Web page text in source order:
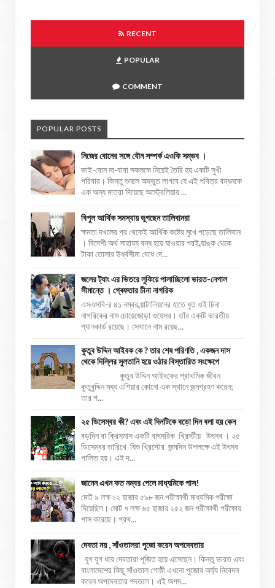
RECENT
POPULAR
COMMENT
POPULAR POSTS
নিজের বোনের সঙ্গে যৌন সম্পর্ক এওকি সম্ভব ।
ভাই-বোন মা-বাবা সকলকে নিয়েই তৈরি হয় একটি সুখী
পরিবার। কিন্তু শুনলে অদ্ভুত লাগবে যে এই পবিত্র বন্ধনকে
এক অন্য মাত্রা দিয়েছে অস্ট্রেলিয়ার ...
বিপুল আর্থিক সমস্যায় ভুগছেন তালিবানরা
ক্ষমতা দখলের পর থেকেই আর্থিক কষ্টের মুখে পড়েছে তালিবান
। বিদেশী অর্থ সাহায্য বন্ধ হয়ে যাওয়ার পরই ব্য়াঙ্ক থেকে
টাকা তোলার উর্ধ্বসীমা বেধে দে...
জলের ট্যাং এর ভিতরে লুকিয়ে পালাচ্ছিলো ভারত-নেপাল
সীমান্তে । গ্ৰেফতার চীনা নাগরিক
এসএসবি-র ৪১ নম্বর ব্য়াটালিয়নের হাতে ধৃত ওই চিনা
নাগরিকের নাম চোয়েজোড়া ওয়েসর। তাঁর একটি ভারতীয়
প্যানকার্ড রয়েছে। সেখানে নাম রয়েছ...
কুতুব উদ্দিন আইবক কে ? তার শেষ পরিণতি , একজন দাস
থেকে দিল্লির সুলতানি হয়ে ওঠার বিস্তারিত সংক্ষেপে
কুতুব উদ্দিন আইবকের প্রাথমিক জীবন
কুতুবুদ্দিন মধ্য এশিয়ার কোনো এক স্থানে জন্মগ্রহণ করেন;
তার প...
২৫ ডিসেম্বর কী? এবং এই দিনটিকে বড়ো দিন বলা হয় কেন
বড়দিন বা ক্রিসমাস একটি বাৎসরিক খ্রিস্টীয় উৎসব । ২৫
ডিসেম্বর তারিখে যিশু খ্রিস্টের জন্মদিন উপলক্ষে এই উৎসব
পালিত হয়। এই দ...
জানেন এখন কত নম্বর পেলে মাধ্যমিকে পাস!
মোট ৯ লক্ষ ১২ হাজার ৫৯৮ জন পরীক্ষার্থী মাধ্যমিক পরীক্ষা
দিয়েছিল। মোট ৭ লক্ষ ৬৫ হাজার ২৫২ জন পরীক্ষার্থী পরীক্ষায়
পাস করেছে। প্রথ...
দেবতা নয় , সাঁওতালরা পুজো করেন অপদেবতার
যুগ যুগ ধরে দেবতারা পূজিত হয়ে এসেছেন। কিন্তু ভারত এবং
বাংলাদেশের কিছু সাঁওতাল গোষ্ঠী এখনো পুজোর অর্ঘ্য নিবেদন
করেন অপদেবতার পদতলে। এই অপদ...